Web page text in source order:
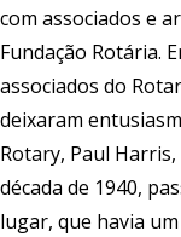
com associados e
Fundação Rotária.
associados do
deixaram
Rotary, Paul
década de 1940,
lugar, que havia